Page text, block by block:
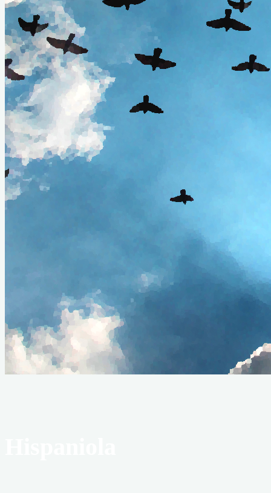
&
BOOK
HOME
ABOUT TERRAETERNA
LET’S PLAYS & MUSIC